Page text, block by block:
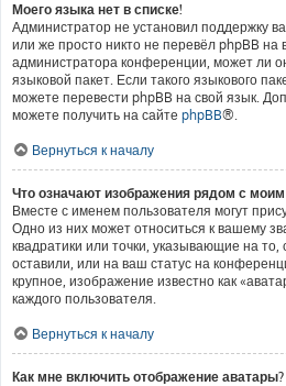
Моего языка нет в списке!
Администратор не установил поддержку
или же просто никто не перевёл phpBB на
администратора конференции, может ли
языковой пакет. Если такого языкового
можете перевести phpBB на свой язык.
можете получить на сайте phpBB®.
Вернуться к началу
Что означают изображения рядом с
Вместе с именем пользователя могут
Одно из них может относиться к вашему
квадратики или точки, указывающие на
оставили, или на ваш статус на
крупное, изображение известно как
каждого пользователя.
Вернуться к началу
Как мне включить отображение аватары?